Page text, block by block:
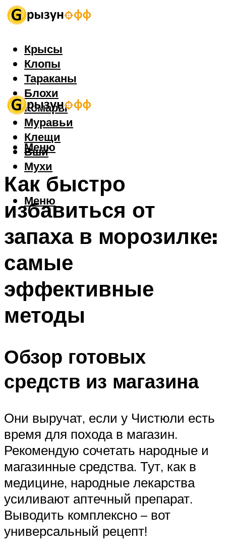
Крысы
Клопы
Тараканы
Блохи
Комары
Муравьи
Клещи
Вши
Мухи
Меню
Меню
Как быстро
избавиться от
запаха в морозилке:
самые
эффективные
методы
Обзор готовых
средств из магазина
Они выручат, если у Чистюли есть
время для похода в магазин.
Рекомендую сочетать народные и
магазинные средства. Тут, как в
медицине, народные лекарства
усиливают аптечный препарат.
Выводить комплексно – вот
универсальный рецепт!